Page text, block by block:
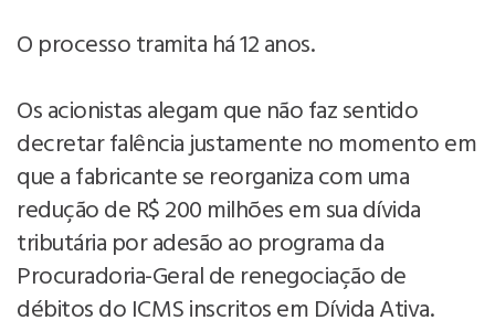
O processo tramita há 12 anos.
Os acionistas alegam que não faz sentido
decretar falência justamente no momento em
que a fabricante se reorganiza com uma
redução de R$ 200 milhões em sua dívida
tributária por adesão ao programa da
Procuradoria-Geral de renegociação de
débitos do ICMS inscritos em Dívida Ativa.